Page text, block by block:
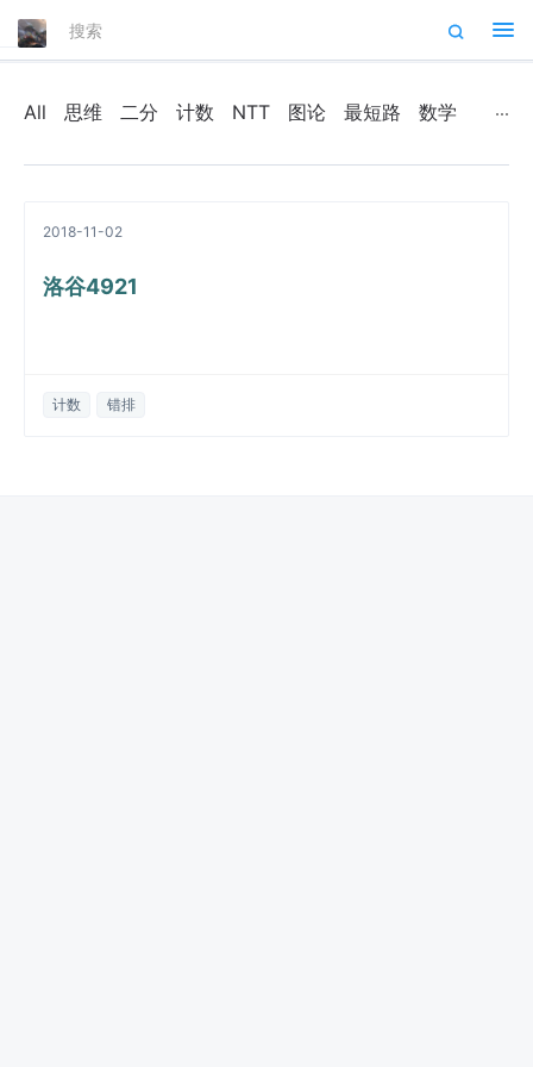
All
思维 二分 计数 NTT 图论 最短路 数学
2018-11-02
洛谷4921
计数 错排